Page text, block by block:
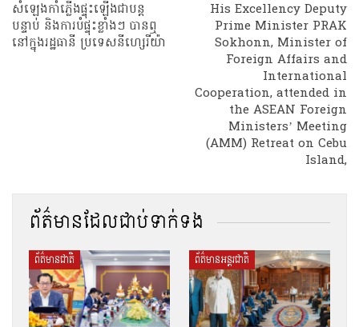
សំឡេងកាំភ្លើងផ្ទុះឡើងជាបន្ត
បន្ទាប់ និងការបំផ្ទុះខ្លាំងៗ បានឮ
នៅក្នុងរដ្ឋធានី ប្រទេសនីហ្សេរីយ៉ា
His Excellency Deputy
Prime Minister PRAK
Sokhonn, Minister of
Foreign Affairs and
International
Cooperation, attended in
the ASEAN Foreign
Ministers’ Meeting
(AMM) Retreat on Cebu
Island,
ព័ត៌មានដែលជាប់ទាក់ទង
ព័ត៌មានជាតិ ព័ត៌មានអន្តរជាតិ